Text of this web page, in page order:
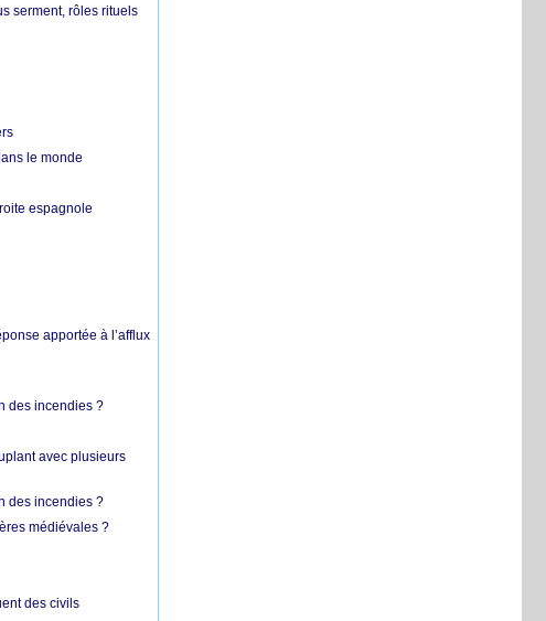
serment, rôles rituels
le monde
espagnole
apportée à l’afflux
des incendies ?
avec plusieurs
des incendies ?
médiévales ?
des civils